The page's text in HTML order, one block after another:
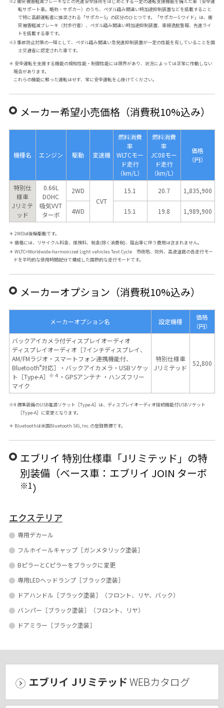
転サポート車。略称・サポカー）のうち、ペダル踏み間違い時加速抑制装置などを搭載すること
で特に高齢運転者に推奨される「サポカーS」の区分のひとつです。「サポカーS ワイド」は、衝
突被害軽減ブレーキ（対歩行者）、ペダル踏み間違い時加速抑制装置、車線逸脱警報、先進ライ
トを搭載する車です。
※3 事故防止対策の一環として、ペダル踏み間違い急発進抑制装置が一定の性能を有していることを国
土交通省に認定された車です。
＊ 安全運転を支援する機能の検知性能・制御性能には限界があり、状況によっては正常に作動しない
場合があります。
これらの機能に頼った運転はせず、常に安全運転を心掛けてください。
メーカー希望小売価格（消費税10%込み）
機種名 エンジン 駆動 変速機
燃料消費
率
WLTCモー
ド走行
（km/L）
燃料消費
率
JC08モー
ド走行
（km/L）
価格
（円）
特別仕
様車
Jリミテ
ッド
0.66L
DOHC
吸気VVT
ターボ
2WD
CVT
15.1 20.7 1,835,900
4WD 15.1 19.8 1,989,900
＊ 2WDは後輪駆動です。
＊ 価格には、リサイクル料金、保険料、税金(除く消費税)、届出等に伴う費用は含まれません。
＊ WLTC=Worldwide-harmonized Light vehicles Test Cycle 市街地、郊外、高速道路の各走行モー
ドを平均的な使用時間配分で構成した国際的な走行モードです。
メーカーオプション（消費税10%込み）
メーカーオプション名 設定機種
価格
（円）
バックアイカメラ付ディスプレイオーディオ
ディスプレイオーディオ［7インチディスプレイ、
AM/FMラジオ・スマートフォン連携機能付、
Bluetooth®対応］・バックアイカメラ・USBソケッ
ト［Type-A］
※４ ・GPSアンテナ ・ハンズフリー
マイク
特別仕様車
Jリミテッド
52,800
※4 標準装備のUSB電源ソケット［Type-A］は、ディスプレイオーディオ接続機能付USBソケット
［Type-A］に変更となります。
＊ Bluetoothは米国Bluetooth SIG, Inc.の登録商標です。
エブリイ 特別仕様車「Jリミテッド」の特
別装備（ベース車：エブリイ JOIN ターボ
※1）
エクステリア
専用デカール
フルホイールキャップ［ガンメタリック塗装］
BピラーとCピラーをブラックに変更
専用LEDヘッドランプ［ブラック塗装］
ドアハンドル［ブラック塗装］（フロント、リヤ、バック）
バンパー［ブラック塗装］（フロント、リヤ）
ドアミラー［ブラック塗装］
エブリイ JリミテッドWEBカタログ